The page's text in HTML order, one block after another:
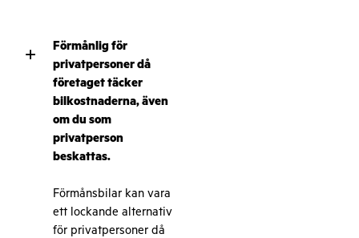
+
Förmånlig för
privatpersoner då
företaget täcker
bilkostnaderna, även
om du som
privatperson
beskattas.
Förmånsbilar kan vara
ett lockande alternativ
för privatpersoner då